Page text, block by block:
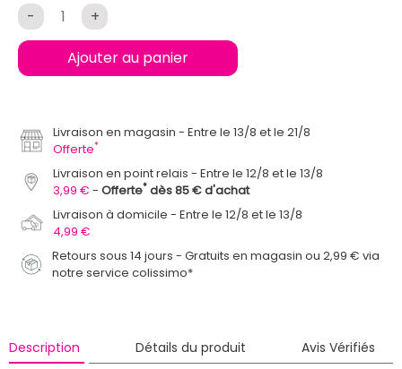
- +
Ajouter au panier
Livraison en magasin
Entre le 13/8 et le 21/8
Offerte*
Livraison en point relais
Entre le 12/8 et le 13/8
3,99 €
Offerte* dès 85 € d'achat
Livraison à domicile
Entre le 12/8 et le 13/8
4,99 €
Retours sous 14 jours - Gratuits en magasin ou 2,99 € via
notre service colissimo*
Description Détails du produit Avis Vérifiés